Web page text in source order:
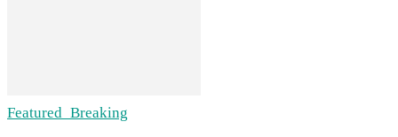
Featured_Breaking